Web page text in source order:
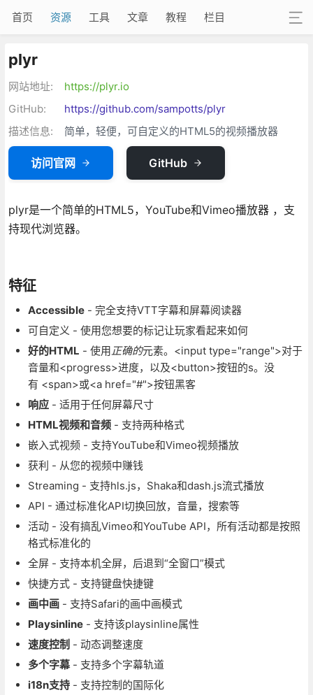
首页 资源 工具 文章 教程 栏目
plyr
网站地址:
https://plyr.io
GitHub:
https://github.com/sampotts/plyr
描述信息:
简单，轻便，可自定义的HTML5的视频播放器
访问官网 GitHub
plyr是一个简单的HTML5，YouTube和Vimeo播放器 ，支
持现代浏览器。
特征
Accessible- 完全支持VTT字幕和屏幕阅读器
可自定义 - 使用您想要的标记让玩家看起来如何
好的HTML - 使用 正确的元素。<input type="range">对于
音量和<progress>进度，以及<button>按钮的s。没
有 <span>或<a href="#">按钮黑客
响应- 适用于任何屏幕尺寸
HTML视频和音频- 支持两种格式
嵌入式视频 - 支持YouTube和Vimeo视频播放
获利 - 从您的视频中赚钱
Streaming - 支持hls.js，Shaka和dash.js流式播放
API - 通过标准化API切换回放，音量，搜索等
活动 - 没有搞乱Vimeo和YouTube API，所有活动都是按照
格式标准化的
全屏 - 支持本机全屏，后退到“全窗口”模式
快捷方式 - 支持键盘快捷键
画中画- 支持Safari的画中画模式
Playsinline- 支持该playsinline属性
速度控制 - 动态调整速度
多个字幕- 支持多个字幕轨道
i18n支持- 支持控制的国际化